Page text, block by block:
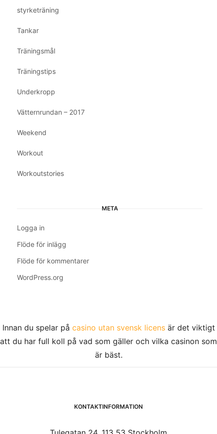
styrketräning
Tankar
Träningsmål
Träningstips
Underkropp
Vätternrundan – 2017
Weekend
Workout
Workoutstories
META
Logga in
Flöde för inlägg
Flöde för kommentarer
WordPress.org
Innan du spelar på casino utan svensk licensär det viktigt
att du har full koll på vad som gäller och vilka casinon som
är bäst.
KONTAKTINFORMATION